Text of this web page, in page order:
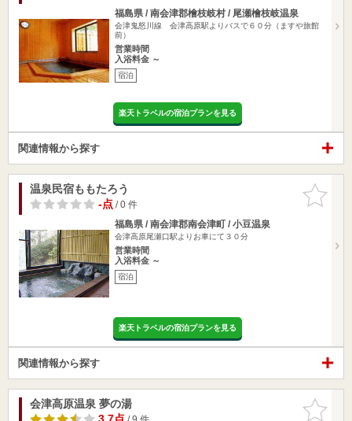
福島県 / 南会津郡檜枝岐村 / 尾瀬檜枝岐温泉
会津鬼怒川線 会津高原駅よりバスで６０分（ますや旅館
前）
営業時間
入浴料金 ～
宿泊
楽天トラベルの宿泊プランを見る
関連情報から探す
お気に入
りに追加
温泉民宿ももたろう
-点/ 0 件
福島県 / 南会津郡南会津町 / 小豆温泉
会津高原尾瀬口駅よりお車にて３０分
営業時間
入浴料金 ～
宿泊
楽天トラベルの宿泊プランを見る
関連情報から探す
お気に入
りに追加
会津高原温泉 夢の湯